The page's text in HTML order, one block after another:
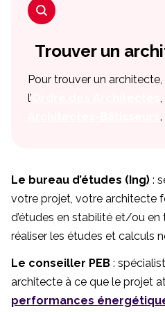
Trouver un
Pour trouver un
l’
.
Le bureau d’études (Ing) :
votre projet, votre architecte
d’études en stabilité et/ou
réaliser les études et calculs
Le conseiller PEB :
architecte à ce que le projet
performances